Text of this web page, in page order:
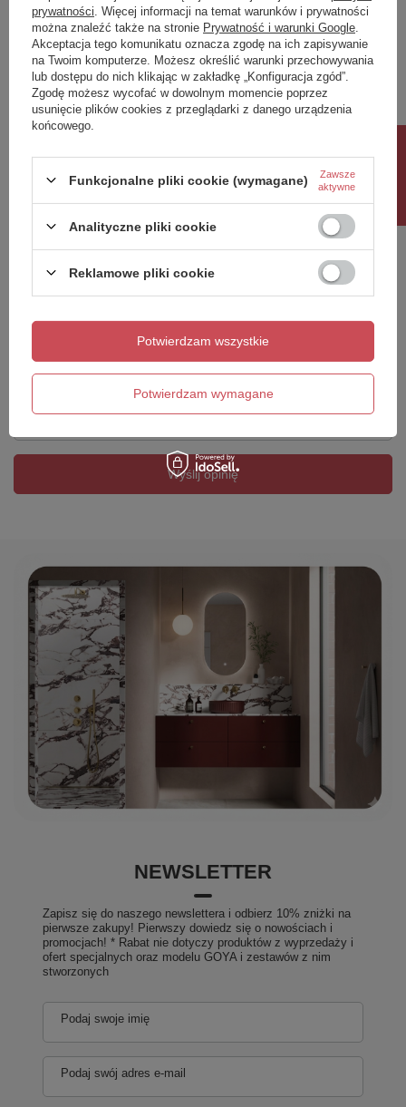
Napisz swoją opinię
Twoja ocena:
5/5
Dodaj własne zdjęcie produktu:
Twoje imię
Wyślij opinię
NEWSLETTER
Zapisz się do naszego newslettera i odbierz 10% zniżki na
pierwsze zakupy! Pierwszy dowiedz się o nowościach i
promocjach! * Rabat nie dotyczy produktów z wyprzedaży i
ofert specjalnych oraz modelu GOYA i zestawów z nim
stworzonych
Podaj swoje imię
Podaj swój adres e-mail
prywatności . Więcej informacji na temat warunków i prywatności
można znaleźć także na stronie Prywatność i warunki Google
Akceptacja tego komunikatu oznacza zgodę na ich zapisywanie
na Twoim komputerze. Możesz określić warunki przechowywania
lub dostępu do nich klikając w zakładkę „Konfiguracja zgód”.
Zgodę możesz wycofać w dowolnym momencie poprzez
usunięcie plików cookies z przeglądarki z danego urządzenia
końcowego.
Funkcjonalne pliki cookie (wymagane)
Zawsze
aktywne
Analityczne pliki cookie
Reklamowe pliki cookie
Potwierdzam wymagane
Potwierdzam wszystkie